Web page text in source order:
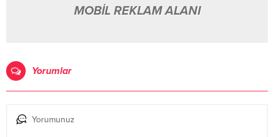
MOBİL REKLAM ALANI
Yorumlar